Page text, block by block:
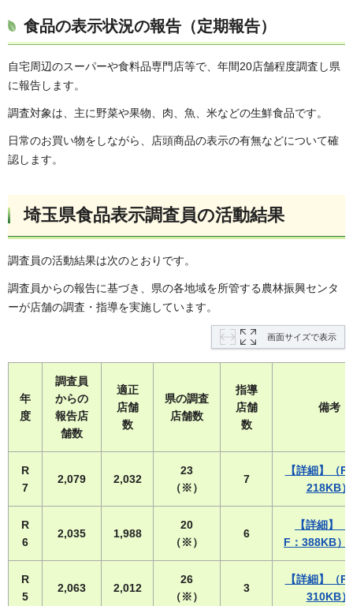
食品の表示状況の報告（定期報告）
自宅周辺のスーパーや食料品専門店等で、年間20店舗程度調査し県
に報告します。
調査対象は、主に野菜や果物、肉、魚、米などの生鮮食品です。
日常のお買い物をしながら、店頭商品の表示の有無などについて確
認します。
埼玉県食品表示調査員の活動結果
調査員の活動結果は次のとおりです。
調査員からの報告に基づき、県の各地域を所管する農林振興センタ
ーが店舗の調査・指導を実施しています。
画面サイズで表示
年
度
調査員
からの
報告店
舗数
適正
店舗
数
県の調査
店舗数
指導
店舗
数
備考
R
7
2,079 2,032
23
（※）
7
【詳細】（
218KB）
R
6
2,035 1,988
20
（※）
6
【詳細】
F：388KB）
R
5
2,063 2,012
26
（※）
3
【詳細】（
310KB）